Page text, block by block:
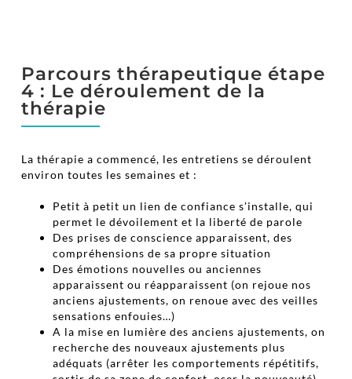
Parcours thérapeutique étape
4 : Le déroulement de la
thérapie
La thérapie a commencé, les entretiens se déroulent
environ toutes les semaines et :
Petit à petit un lien de confiance s’installe, qui
permet le dévoilement et la liberté de parole
Des prises de conscience apparaissent, des
compréhensions de sa propre situation
Des émotions nouvelles ou anciennes
apparaissent ou réapparaissent (on rejoue nos
anciens ajustements, on renoue avec des veilles
sensations enfouies…)
A la mise en lumière des anciens ajustements, on
recherche des nouveaux ajustements plus
adéquats (arrêter les comportements répétitifs,